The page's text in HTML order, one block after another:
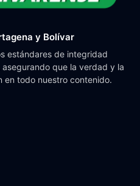
y Bolívar
estándares de integridad
que la verdad y la
en todo nuestro contenido.